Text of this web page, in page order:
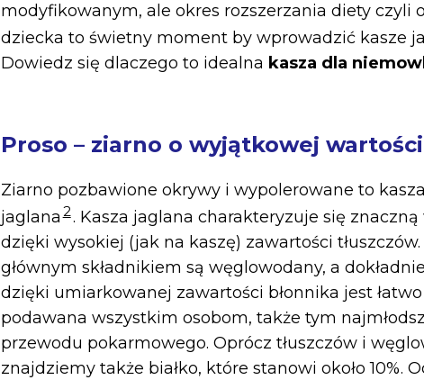
modyfikowanym, ale okres rozszerzania diety czyli
dziecka to świetny moment by wprowadzić kasze
Dowiedz się dlaczego to idealna kasza dla
Proso – ziarno o wyjątkowej wartości
Ziarno pozbawione okrywy i wypolerowane to
jaglana 2. Kasza jaglana charakteryzuje się
dzięki wysokiej (jak na kaszę) zawartości
głównym składnikiem są węglowodany, a
dzięki umiarkowanej zawartości błonnika jest
podawana wszystkim osobom, także tym
przewodu pokarmowego. Oprócz tłuszczów i
znajdziemy także białko, które stanowi około 10%.